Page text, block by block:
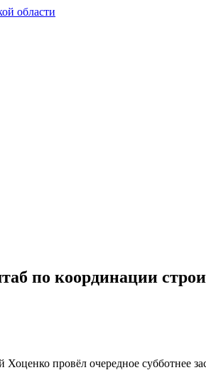
по координации
провёл очередное субботнее